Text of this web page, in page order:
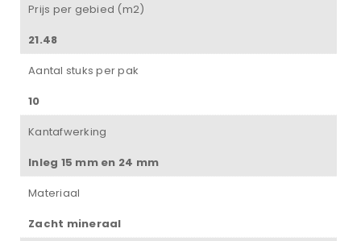
Prijs per gebied (m2)
21.48
Aantal stuks per pak
10
Kantafwerking
Inleg 15 mm en 24 mm
Materiaal
Zacht mineraal